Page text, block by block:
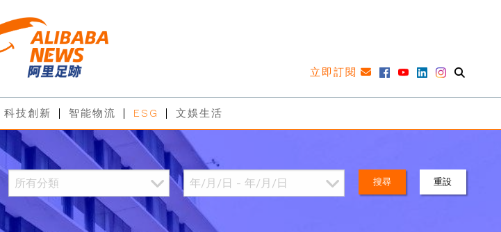
立即訂閱
科技創新 智能物流 ESG 文娛生活
搜尋 重設